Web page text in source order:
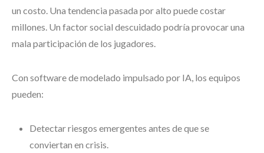
un costo. Una tendencia pasada por alto puede costar
millones. Un factor social descuidado podría provocar una
mala participación de los jugadores.
Con software de modelado impulsado por IA, los equipos
pueden:
Detectar riesgos emergentes antes de que se
conviertan en crisis.